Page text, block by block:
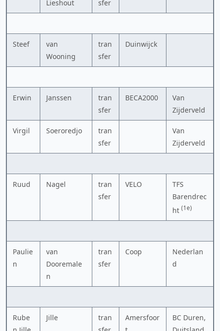
Lieshout sfer
Steef
van
Wooning
tran
sfer
Duinwijck
Erwin Janssen
tran
sfer
BECA2000
Van
Zijderveld
Virgil Soeroredjo
tran
sfer
Van
Zijderveld
Ruud Nagel
tran
sfer
VELO
TFS
Barendrec
ht (1e)
Paulie
n
van
Dooremale
n
tran
sfer
Coop
Nederlan
d
Rube
Jille
tran
Amersfoor
BC Duren,